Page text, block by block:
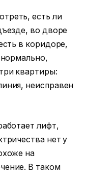
есть ли
во дворе
в коридоре,
квартиры:
неисправен
лифт,
нет у
на
В таком